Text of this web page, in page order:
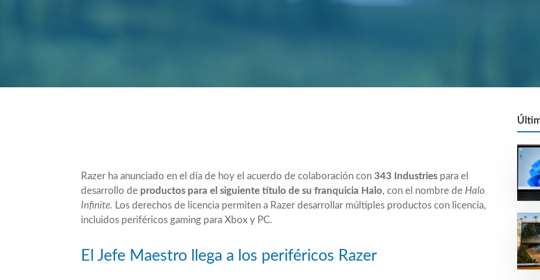
Razer ha anunciado en el día de hoy el acuerdo de colaboración con 343 Industries para el
desarrollo de productos para el siguiente título de su franquicia Halo, con el nombre de Halo
Infinite. Los derechos de licencia permiten a Razer desarrollar múltiples productos con licencia,
incluidos periféricos gaming para Xbox y PC.
El Jefe Maestro llega a los periféricos Razer